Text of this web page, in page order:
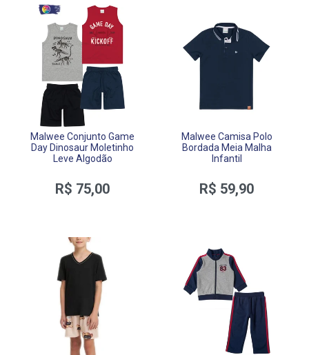
Malwee Conjunto Game
Day Dinosaur Moletinho
Leve Algodão
R$ 75,00
Malwee Camisa Polo
Bordada Meia Malha
Infantil
R$ 59,90